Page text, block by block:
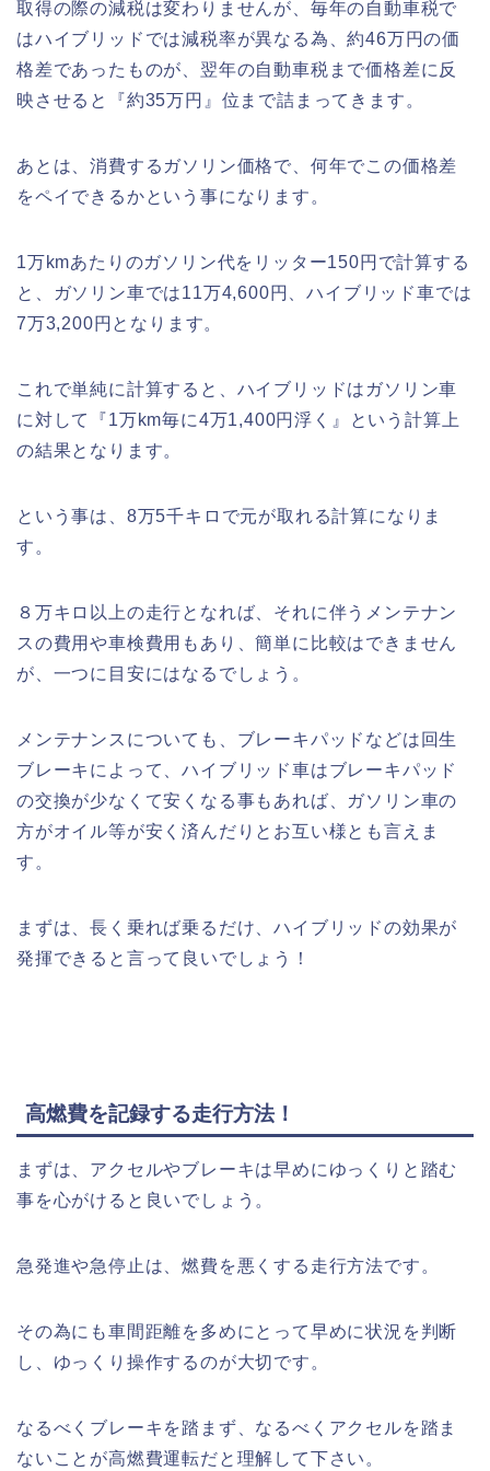
取得の際の減税は変わりませんが、毎年の自動車税で
はハイブリッドでは減税率が異なる為、約46万円の価
格差であったものが、翌年の自動車税まで価格差に反
映させると『約35万円』位まで詰まってきます。
あとは、消費するガソリン価格で、何年でこの価格差
をペイできるかという事になります。
1万kmあたりのガソリン代をリッター150円で計算する
と、ガソリン車では11万4,600円、ハイブリッド車では
7万3,200円となります。
これで単純に計算すると、ハイブリッドはガソリン車
に対して『1万km毎に4万1,400円浮く』という計算上
の結果となります。
という事は、8万5千キロで元が取れる計算になりま
す。
８万キロ以上の走行となれば、それに伴うメンテナン
スの費用や車検費用もあり、簡単に比較はできません
が、一つに目安にはなるでしょう。
メンテナンスについても、ブレーキパッドなどは回生
ブレーキによって、ハイブリッド車はブレーキパッド
の交換が少なくて安くなる事もあれば、ガソリン車の
方がオイル等が安く済んだりとお互い様とも言えま
す。
まずは、長く乗れば乗るだけ、ハイブリッドの効果が
発揮できると言って良いでしょう！
高燃費を記録する走行方法！
まずは、アクセルやブレーキは早めにゆっくりと踏む
事を心がけると良いでしょう。
急発進や急停止は、燃費を悪くする走行方法です。
その為にも車間距離を多めにとって早めに状況を判断
し、ゆっくり操作するのが大切です。
なるべくブレーキを踏まず、なるべくアクセルを踏ま
ないことが高燃費運転だと理解して下さい。